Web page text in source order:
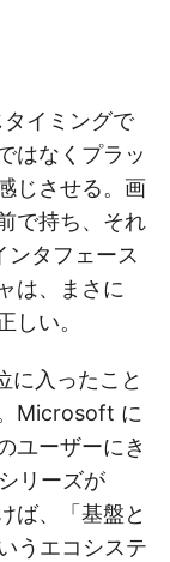
イミングで
はなくプラッ
じさせる。画
で持ち、それ
タフェース
は、まさに
しい。
に入ったこと
Microsoft に
ユーザーにき
リーズが
ば、「基盤と
うエコシステ